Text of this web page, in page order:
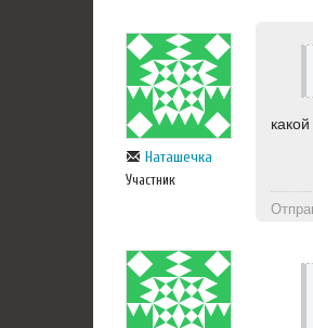
Наташечка
Участник